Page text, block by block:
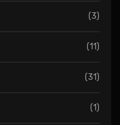
(3)
(11)
(31)
(1)